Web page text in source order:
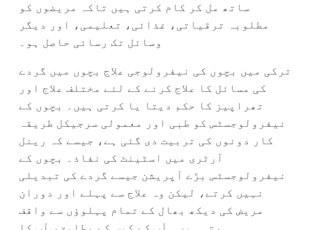
ساتھ مل کر کام کرتی ہیں تاکہ مریضوں کو
مطلوبہ ترقیاتی، غذائی، تعلیمی، اور دیگر
وسائل تک رسائی حاصل ہو۔
ترکی میں بچوں کی نیفرولوجی علاج بچوں میں گردے
کی مسائل کا علاج کرنے کے لئے مختلف علاج اور
تھراپیز کا حکم دیتا یا کرتی ہیں۔ بچوں کے
نیفرولوجسٹس کو طبی اور معمولی سرجیکل طریقہ
کار دونوں کی تربیت دی گئی ہے، جیسے کہ رینل
آرٹری میں اسٹینٹ کی نفاذ۔ بچوں کے
نیفرولوجسٹس بڑے آپریشن جیسے گردے کی تبدیلی
نہیں کرتے، لیکن وہ علاج سے پہلے اور دوران
مریض کی دیکھ بھال کے تمام پہلوؤں سے واقف